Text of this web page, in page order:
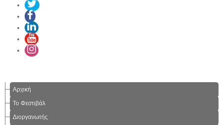
Αρχική
Το Φεστιβάλ
Διοργανωτής